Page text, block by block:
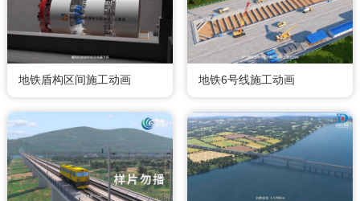
地铁盾构区间施工动画 地铁6号线施工动画